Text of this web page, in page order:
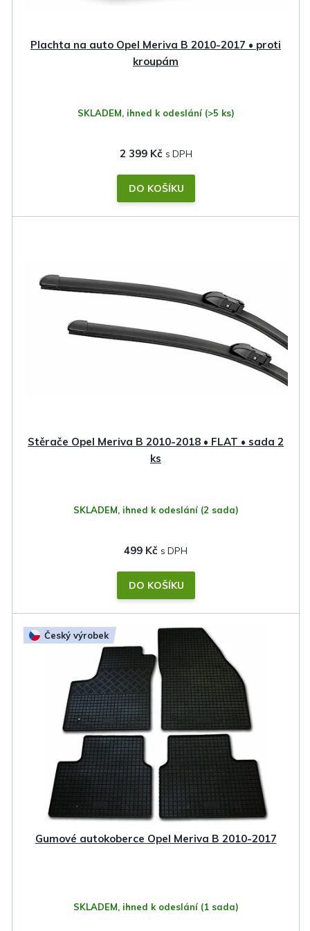
Plachta na auto Opel Meriva B 2010-2017 • proti
kroupám
SKLADEM, ihned k odeslání (>5 ks)
2 399 Kč
DO KOŠÍKU
Stěrače Opel Meriva B 2010-2018 • FLAT • sada 2
ks
SKLADEM, ihned k odeslání (2 sada)
499 Kč
DO KOŠÍKU
Český výrobek
Gumové autokoberce Opel Meriva B 2010-2017
SKLADEM, ihned k odeslání (1 sada)